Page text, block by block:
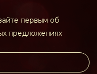
первым об
предложениях